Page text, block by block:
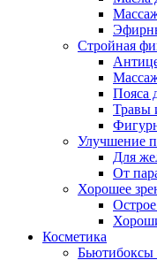
Стройная
Пояса
Травы
Улучшение
Для
От
Хорошее
Косметика